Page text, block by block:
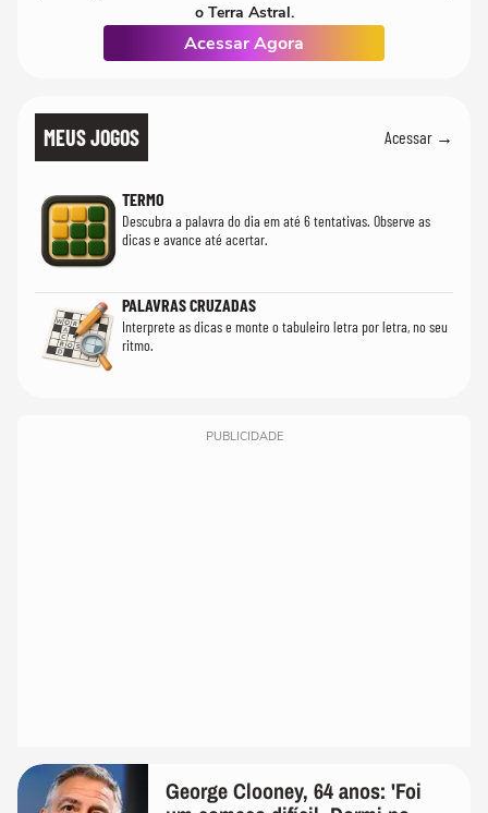
o Terra Astral.
Acessar Agora
MEUS JOGOS Acessar →
TERMO
Descubra a palavra do dia em até 6 tentativas. Observe as
dicas e avance até acertar.
PALAVRAS CRUZADAS
Interprete as dicas e monte o tabuleiro letra por letra, no seu
ritmo.
PUBLICIDADE
George Clooney, 64 anos: 'Foi